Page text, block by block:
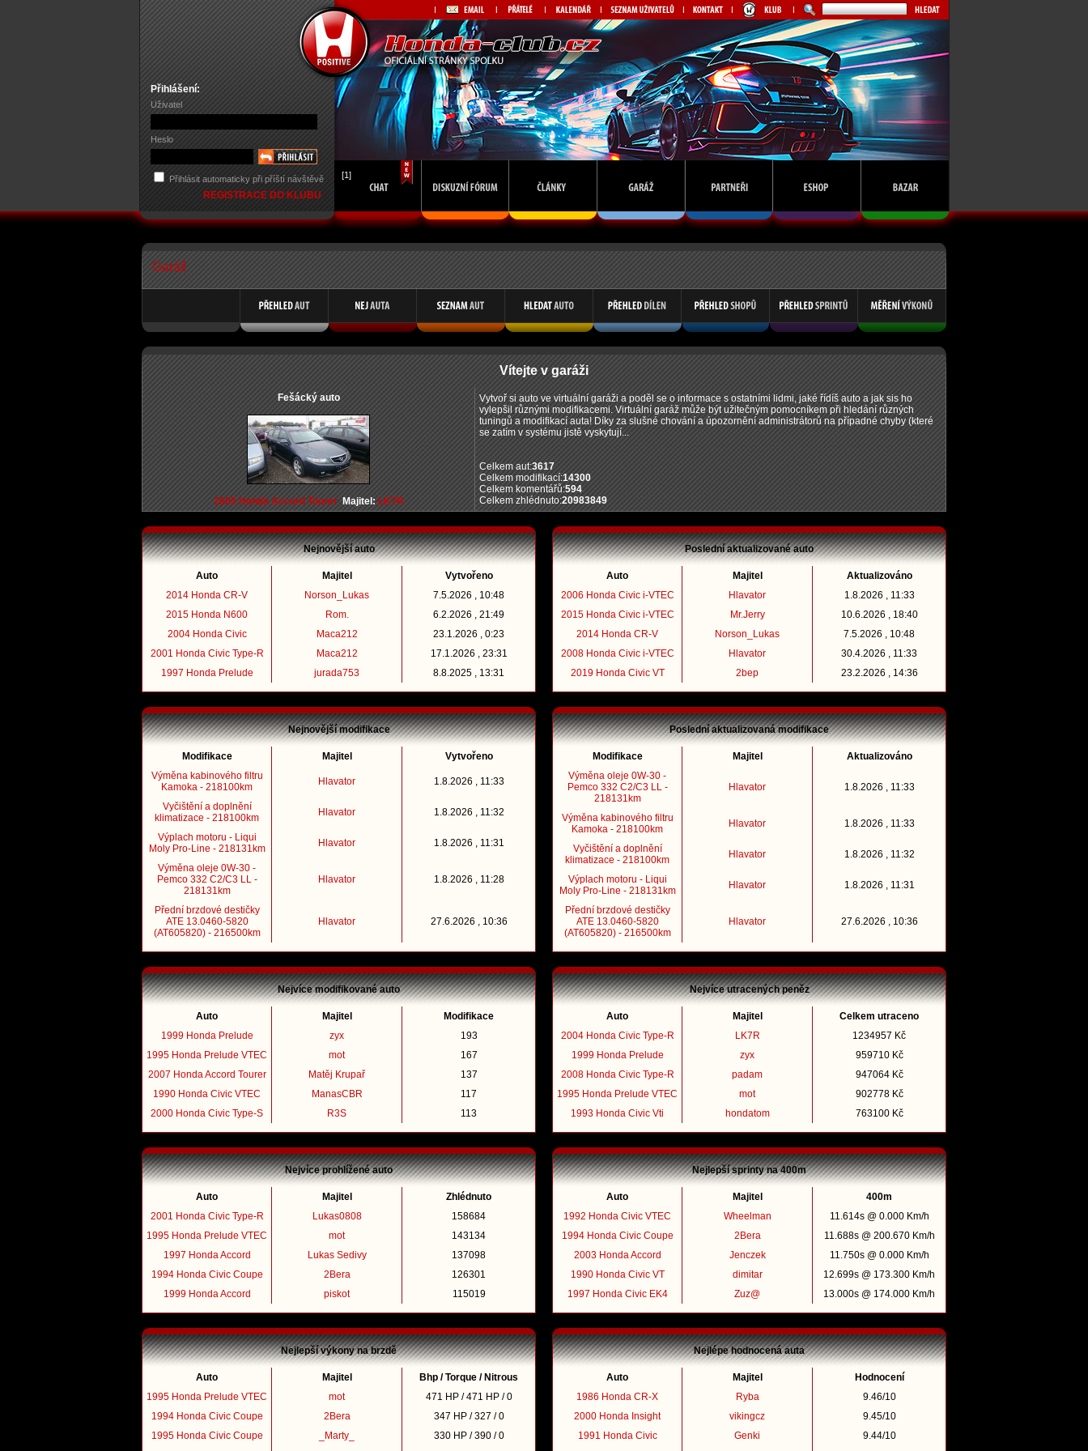
Přihlášení:
Uživatel
Heslo
Přihlásit automaticky při příští návštěvě
REGISTRACE DO KLUBU
[1]
Garáž
Vítejte v garáži
Fešácký auto
2005 Honda Accord TourerMajitel: LK7R
Vytvoř si auto ve virtuální garáži a poděl se o informace s ostatními lidmi, jaké řídíš auto a jak sis ho
vylepšil různými modifikacemi. Virtuální garáž může být užitečným pomocníkem při hledání různých
tuningů a modifikací auta! Díky za slušné chování a úpozornění administrátorů na případné chyby (které
se zatím v systému jistě vyskytují...
Celkem aut:3617
Celkem modifikací:14300
Celkem komentářů:594
Celkem zhlédnuto:20983849
Nejnovější auto
Auto Majitel
Vytvořeno
2014 Honda CR-V
Norson_Lukas
7.5.2026 , 10:48
2015 Honda N600
Rom.
6.2.2026 , 21:49
2004 Honda Civic
Maca212
23.1.2026 , 0:23
2001 Honda Civic Type-R
Maca212
17.1.2026 , 23:31
1997 Honda Prelude
jurada753 8.8.2025 , 13:31
Nejnovější modifikace
Modifikace Majitel
Vytvořeno
Výměna kabinového filtru
Kamoka - 218100km
Hlavator 1.8.2026 , 11:33
Vyčištění a doplnění
klimatizace - 218100km
Hlavator 1.8.2026 , 11:32
Výplach motoru - Liqui
Moly Pro-Line - 218131km
Hlavator 1.8.2026 , 11:31
Výměna oleje 0W-30 -
Pemco 332 C2/C3 LL -
218131km
Hlavator 1.8.2026 , 11:28
Přední brzdové destičky
ATE 13.0460-5820
(AT605820) - 216500km
Hlavator 27.6.2026 , 10:36
Nejvíce modifikované auto
Auto Majitel
Modifikace
1999 Honda Prelude
zyx
193
1995 Honda Prelude VTEC
mot
167
2007 Honda Accord Tourer
Matěj Krupař
137
1990 Honda Civic VTEC
ManasCBR
117
2000 Honda Civic Type-S
R3S 113
Nejvíce prohlížené auto
Auto Majitel
Zhlédnuto
2001 Honda Civic Type-R
Lukas0808
158684
1995 Honda Prelude VTEC
mot
143134
1997 Honda Accord
Lukas Sedivy
137098
1994 Honda Civic Coupe
2Bera
126301
1999 Honda Accord
piskot 115019
Nejlepší výkony na brzdě
Auto Majitel
Bhp / Torque / Nitrous
1995 Honda Prelude VTEC
mot
471 HP / 471 HP / 0
1994 Honda Civic Coupe
2Bera
347 HP / 327 / 0
1995 Honda Civic Coupe
_Marty_
330 HP / 390 / 0
Poslední aktualizované auto
Auto Majitel
Aktualizováno
2006 Honda Civic i-VTEC
Hlavator
1.8.2026 , 11:33
2015 Honda Civic i-VTEC
Mr.Jerry
10.6.2026 , 18:40
2014 Honda CR-V
Norson_Lukas
7.5.2026 , 10:48
2008 Honda Civic i-VTEC
Hlavator
30.4.2026 , 11:33
2019 Honda Civic VT
2bep 23.2.2026 , 14:36
Poslední aktualizovaná modifikace
Modifikace Majitel
Aktualizováno
Výměna oleje 0W-30 -
Pemco 332 C2/C3 LL -
218131km
Hlavator 1.8.2026 , 11:33
Výměna kabinového filtru
Kamoka - 218100km
Hlavator 1.8.2026 , 11:33
Vyčištění a doplnění
klimatizace - 218100km
Hlavator 1.8.2026 , 11:32
Výplach motoru - Liqui
Moly Pro-Line - 218131km
Hlavator 1.8.2026 , 11:31
Přední brzdové destičky
ATE 13.0460-5820
(AT605820) - 216500km
Hlavator 27.6.2026 , 10:36
Nejvíce utracených peněz
Auto Majitel
Celkem utraceno
2004 Honda Civic Type-R
LK7R
1234957 Kč
1999 Honda Prelude
zyx
959710 Kč
2008 Honda Civic Type-R
padam
947064 Kč
1995 Honda Prelude VTEC
mot
902778 Kč
1993 Honda Civic Vti
hondatom 763100 Kč
Nejlepší sprinty na 400m
Auto Majitel
400m
1992 Honda Civic VTEC
Wheelman
11.614s @ 0.000 Km/h
1994 Honda Civic Coupe
2Bera
11.688s @ 200.670 Km/h
2003 Honda Accord
Jenczek
11.750s @ 0.000 Km/h
1990 Honda Civic VT
dimitar
12.699s @ 173.300 Km/h
1997 Honda Civic EK4
Zuz@ 13.000s @ 174.000 Km/h
Nejlépe hodnocená auta
Auto Majitel
Hodnocení
1986 Honda CR-X
Ryba
9.46/10
2000 Honda Insight
vikingcz
9.45/10
1991 Honda Civic
Genki
9.44/10